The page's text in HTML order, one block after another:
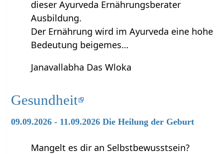
dieser Ayurveda Ernährungsberater
Ausbildung.
Der Ernährung wird im Ayurveda eine hohe
Bedeutung beigemes…
Janavallabha Das Wloka
Gesundheit
09.09.2026 - 11.09.2026 Die Heilung der Geburt
Mangelt es dir an Selbstbewusstsein?